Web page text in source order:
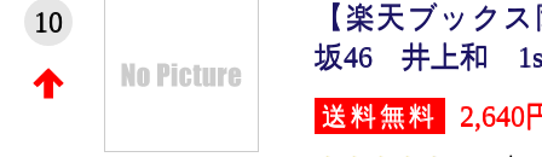
10
【楽天ブック
坂46 井上和
送料無料 2,640